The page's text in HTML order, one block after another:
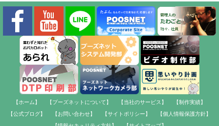
【ホーム】 【プーズネットについて】 【当社のサービス】
【制作実績】
【公式ブログ】
【お問い合わせ】 【サイトポリシー】
【個人情報保護方針】